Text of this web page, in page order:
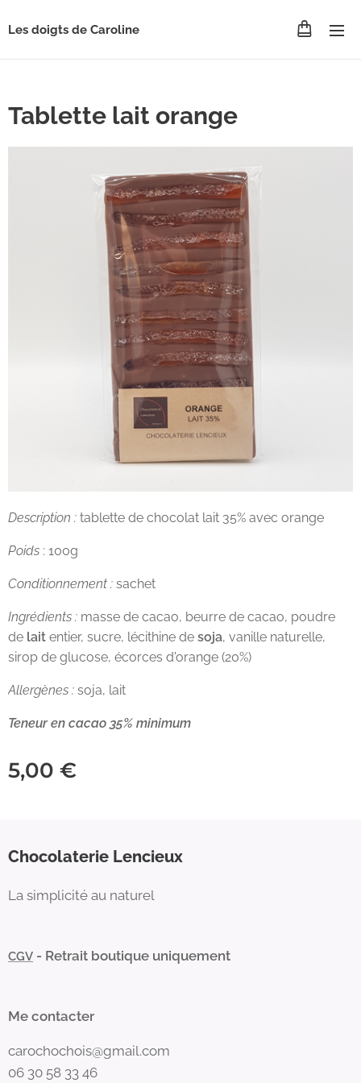
Les doigts de Caroline
Tablette lait orange
Description : tablette de chocolat lait 35% avec orange
Poids : 100g
Conditionnement : sachet
Ingrédients : masse de cacao, beurre de cacao, poudre
de lait entier, sucre, lécithine de soja, vanille naturelle,
sirop de glucose, écorces d'orange (20%)
Allergènes : soja, lait
Teneur en cacao 35% minimum
5,00 €
Chocolaterie Lencieux
La simplicité au naturel
CGV - Retrait boutique uniquement
Me contacter
carochochois@gmail.com
06 30 58 33 46